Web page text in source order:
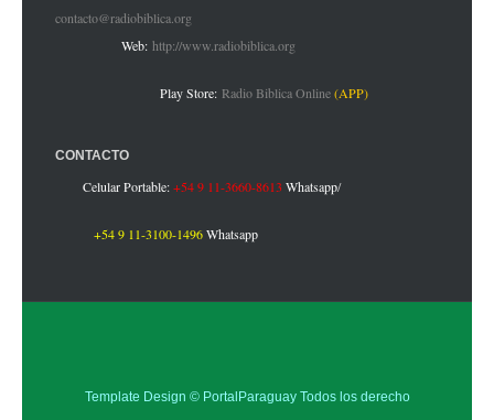
contacto@radiobiblica.org
Web: http://www.radiobiblica.org
Play Store: Radio Biblica Online(APP)
CONTACTO
Celular Portable:+54 9 11-3660-8613 Whatsapp/
+54 9 11-3100-1496Whatsapp
Template Design © PortalParaguayTodos los derecho